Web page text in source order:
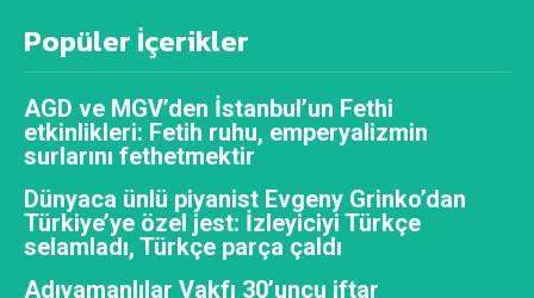
Popüler İçerikler
AGD ve MGV’den İstanbul’un Fethi
etkinlikleri: Fetih ruhu, emperyalizmin
surlarını fethetmektir
Dünyaca ünlü piyanist Evgeny Grinko’dan
Türkiye’ye özel jest: İzleyiciyi Türkçe
selamladı, Türkçe parça çaldı
Adıyamanlılar Vakfı 30’uncu iftar